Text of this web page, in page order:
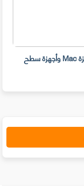
مرشحات Snap Camera لن تعمل على أجهزة Mac وأجهزة سطح